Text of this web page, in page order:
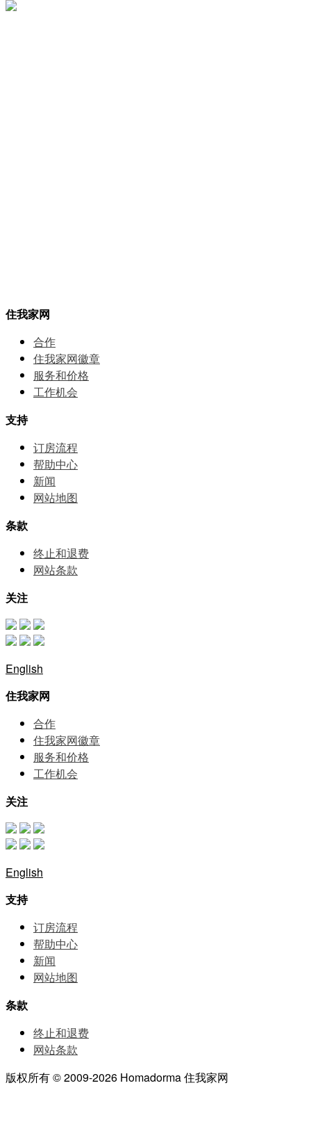
住我家网
合作
住我家网徽章
服务和价格
⼯作机会
支持
订房流程
帮助中⼼
新闻
网站地图
条款
终止和退费
网站条款
关注
English
住我家网
合作
住我家网徽章
服务和价格
⼯作机会
关注
English
支持
订房流程
帮助中⼼
新闻
网站地图
条款
终止和退费
网站条款
版权所有 © 2009-2026 Homadorma 住我家网